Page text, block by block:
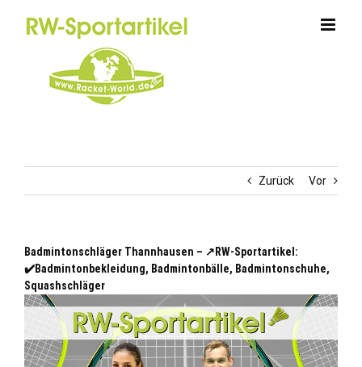
Zurück Vor
Badmintonschläger Thannhausen – ↗️RW-Sportartikel:
✔️Badmintonbekleidung, Badmintonbälle, Badmintonschuhe,
Squashschläger